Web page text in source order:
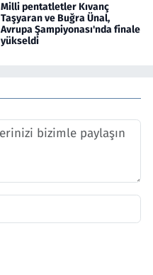
Milli pentatletler Kıvanç
Taşyaran ve Buğra Ünal,
Avrupa Şampiyonası'nda finale
yükseldi